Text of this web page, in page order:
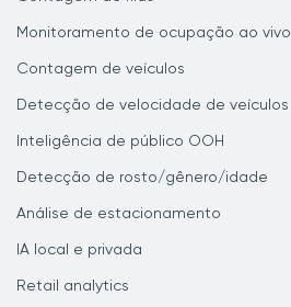
Monitoramento de ocupação ao vivo
Contagem de veículos
Detecção de velocidade de veículos
Inteligência de público OOH
Detecção de rosto/gênero/idade
Análise de estacionamento
IA local e privada
Retail analytics